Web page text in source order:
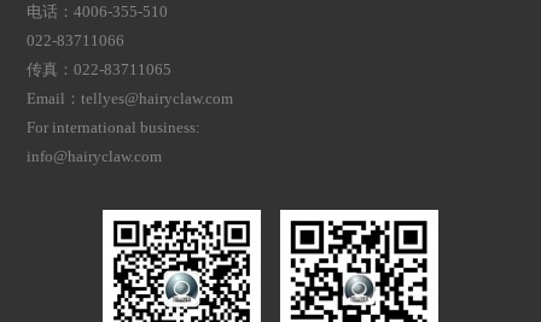
电话：4006-355-510
022-83711066
传真：022-83711065
Email：tellyes@hairyclaw.com
For international business:
info@hairyclaw.com